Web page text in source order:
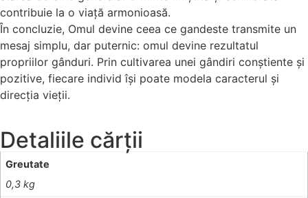
contribuie la o viață armonioasă.
În concluzie, Omul devine ceea ce gandeste transmite un
mesaj simplu, dar puternic: omul devine rezultatul
propriilor gânduri. Prin cultivarea unei gândiri conștiente și
pozitive, fiecare individ își poate modela caracterul și
direcția vieții.
Detaliile cărții
Greutate
0,3 kg